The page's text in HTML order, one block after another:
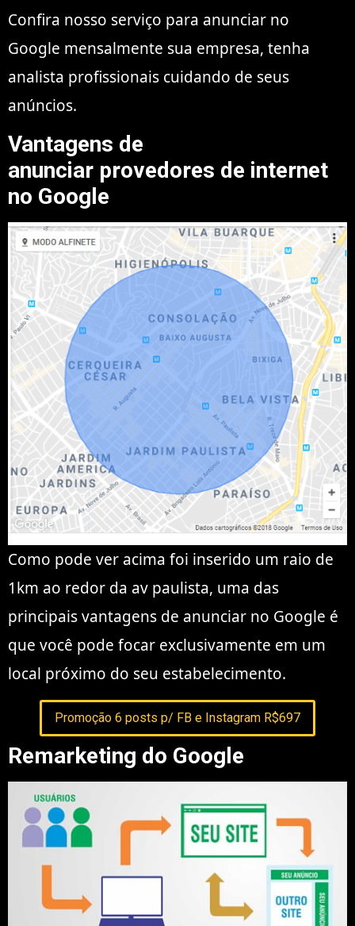
Confira nosso serviço para anunciar no
Google mensalmente sua empresa, tenha
analista profissionais cuidando de seus
anúncios.
Vantagens de
anunciar provedores de internet
no Google
Como pode ver acima foi inserido um raio de
1km ao redor da av paulista, uma das
principais vantagens de anunciar no Google é
que você pode focar exclusivamente em um
local próximo do seu estabelecimento.
Promoção 6 posts p/ FB e Instagram R$697
Remarketing do Google